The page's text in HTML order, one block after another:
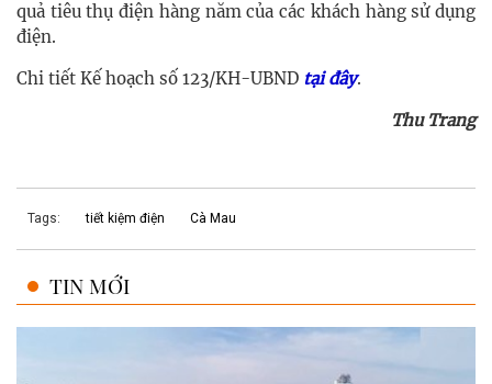
quả tiêu thụ điện hàng năm của các khách hàng sử dụng
điện.
Chi tiết Kế hoạch số 123/KH-UBND tại đây.
Thu Trang
Tags: tiết kiệm điện Cà Mau
TIN MỚI